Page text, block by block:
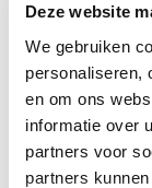
Deze website
We gebruiken
personaliseren,
en om ons
informatie over
partners voor
partners
Hoe
juist dit
en om een
landen waar
tijden dappere
Met een